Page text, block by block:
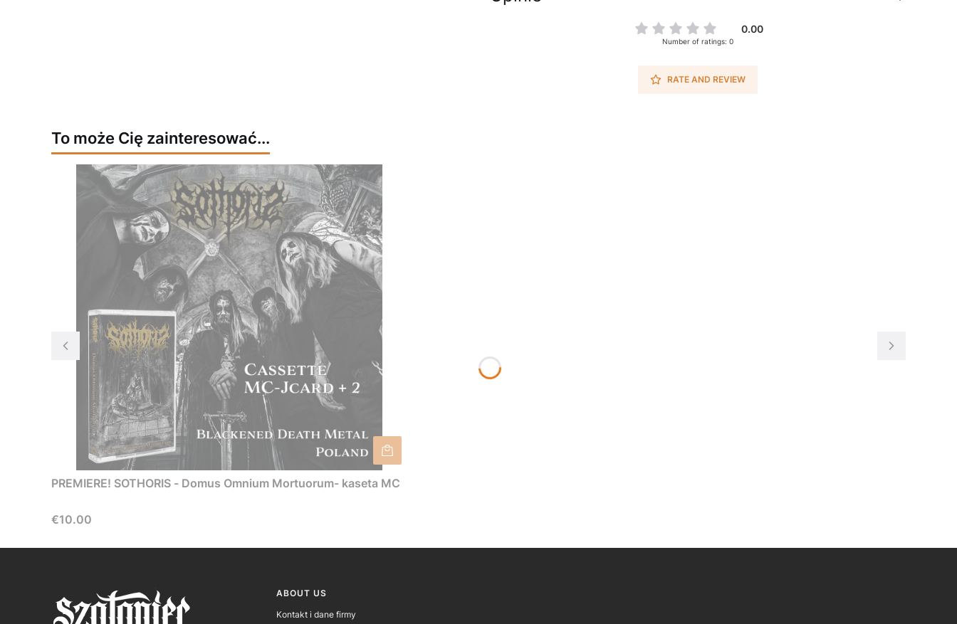
0.00
Number of ratings: 0
RATE AND REVIEW
To może Cię zainteresować...
PREMIERE! SOTHORIS - Domus Omnium Mortuorum- kaseta MC
Price
€10.00
Footer menu
ABOUT US
Kontakt i dane firmy